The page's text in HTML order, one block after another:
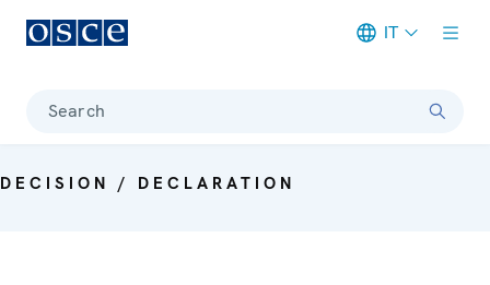
IT
Search
DECISION / DECLARATION